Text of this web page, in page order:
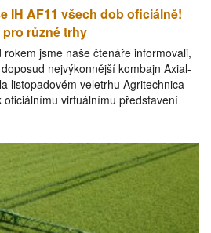
IH AF11 všech dob oficiálně!
různé trhy
rokem jsme naše čtenáře informovali,
nejvýkonnější kombajn Axial-
listopadovém veletrhu Agritechnica
virtuálnímu představení